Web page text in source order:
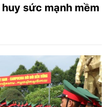
sức mạnh mềm